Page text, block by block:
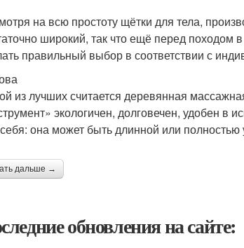
на всю простоту щётки для тела,
широкий, так что ещё перед походом
правильный выбор в соответствии с
из лучших считается деревянная
экологичен, долговечен, удобен в
она может быть длинной или
дальше →
обновления на сайте: